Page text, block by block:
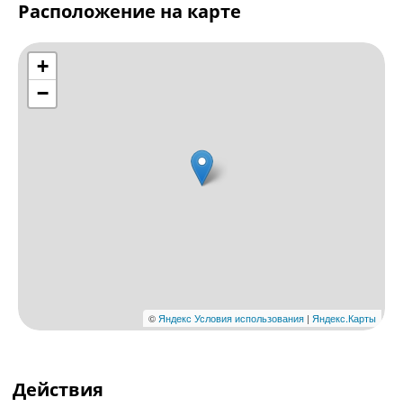
Расположение на карте
Действия